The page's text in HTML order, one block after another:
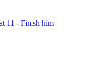
11 - Finish him